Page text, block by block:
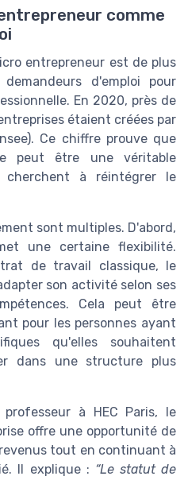
comme
entrepreneur est de plus
d'emploi pour
En 2020, près de
étaient créées par
Ce chiffre prouve que
peut être une véritable
à réintégrer le
sont multiples. D'abord,
une certaine flexibilité.
de travail classique, le
son activité selon ses
Cela peut être
pour les personnes ayant
qu'elles souhaitent
dans une structure plus
professeur à HEC Paris, le
offre une opportunité de
tout en continuant à
Il explique : “Le statut de